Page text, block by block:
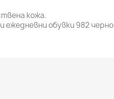
кожа.
ежедневни обувки 982 черно